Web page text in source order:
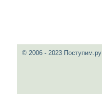
© 2006 - 2023 Поступим.ру